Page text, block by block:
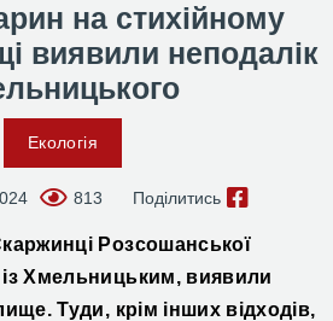
на стихійному
виявили неподалік
Екологія
813 Поділитись
Розсошанської
Хмельницьким, виявили
Туди, крім інших відходів,